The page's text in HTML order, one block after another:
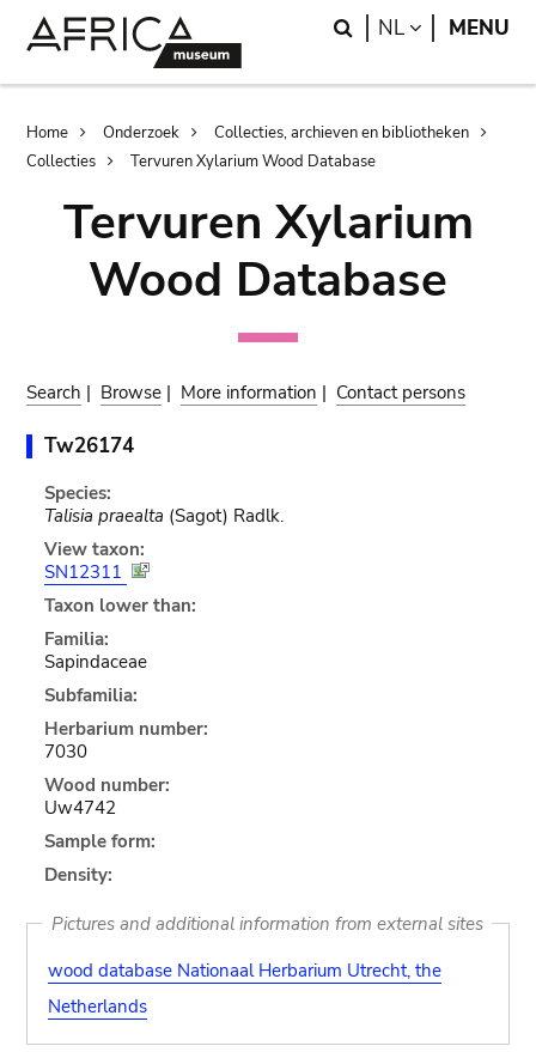
Search
NL LANGUAGE
MENU
Breadcrumb
Home Onderzoek
Collecties, archieven en bibliotheken
Collecties
Tervuren Xylarium Wood Database
Tervuren Xylarium
Wood Database
Search | Browse | More information | Contact persons
Tw26174
Species:
Talisia praealta (Sagot) Radlk.
View taxon:
SN12311
Taxon lower than:
Familia:
Sapindaceae
Subfamilia:
Herbarium number:
7030
Wood number:
Uw4742
Sample form:
Density:
Pictures and additional information from external sites
wood database Nationaal Herbarium Utrecht, the
Netherlands